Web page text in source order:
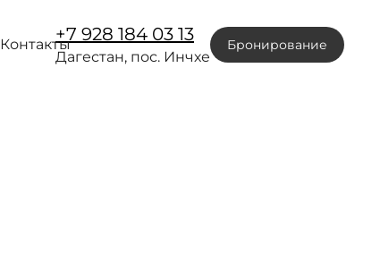
Контакты+7 928 184 03 13
Дагестан, пос. Инчхе
Бронирование